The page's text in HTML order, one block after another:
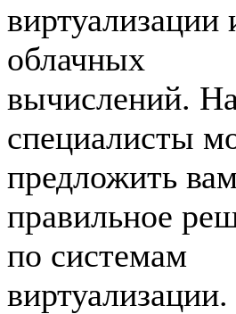
виртуализации
облачных
вычислений.
специалисты
предложить
правильное
по системам
виртуализации.